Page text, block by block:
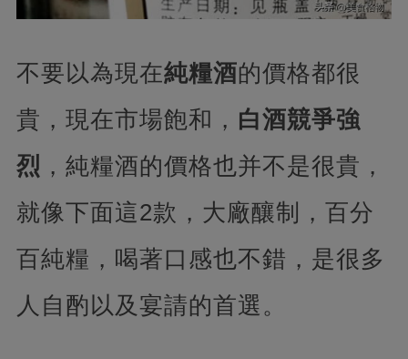
不要以為現在純糧酒的價格都很
貴，現在市場飽和， 白酒競爭強
烈 ，純糧酒的價格也并不是很貴，
就像下面這2款，大廠釀制，百分
百純糧，喝著口感也不錯，是很多
人自酌以及宴請的首選。